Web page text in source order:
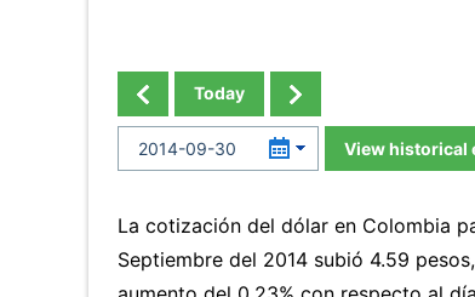
Today
View historical
La cotización del dólar en Colombia
Septiembre del 2014 subió 4.59